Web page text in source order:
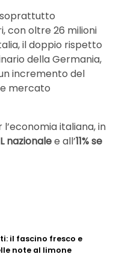
con oltre 26 milioni
il doppio rispetto
della Germania,
incremento del
mercato
l’economia italiana, in
nazionalee all’11% se
il fascino fresco e
note al limone